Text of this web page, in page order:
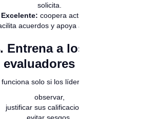
solicita.
Excelente: coopera activamente,
acuerdos y apoya a otros.
Entrena a los
evaluadores
solo si los líderes saben:
observar,
justificar sus calificaciones,